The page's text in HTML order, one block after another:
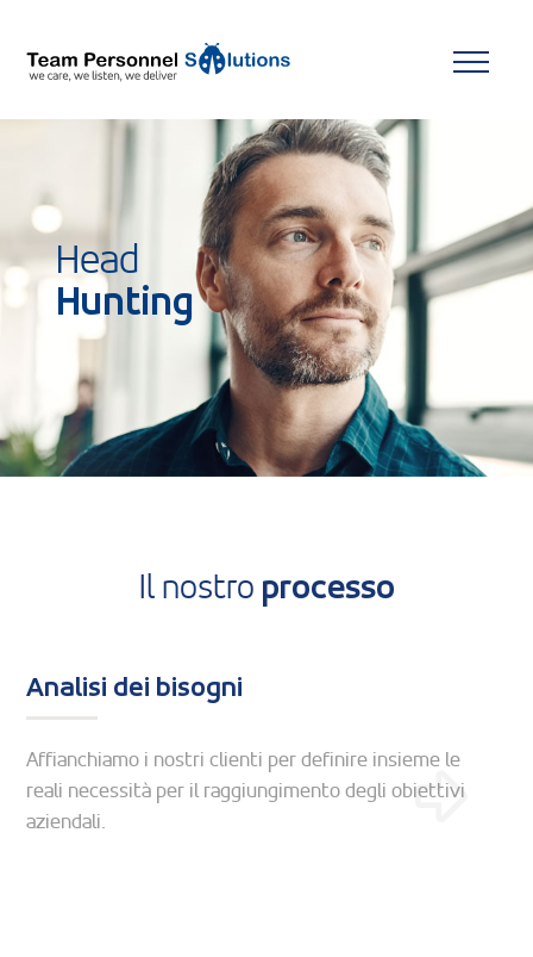
Head
Hunting
Il nostro processo
Analisi dei bisogni
Affianchiamo i nostri clienti per definire insieme le
reali necessità per il raggiungimento degli obiettivi
aziendali.